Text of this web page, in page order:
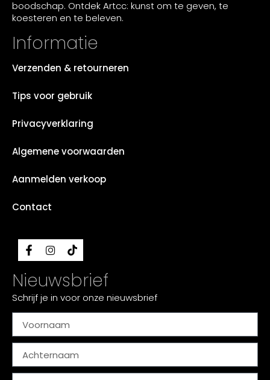
boodschap. Ontdek Artcc: kunst om te geven, te
koesteren en te beleven.
Informatie
Verzenden & retourneren
Tips voor gebruik
Privacyverklaring
Algemene voorwaarden
Aanmelden verkoop
Contact
Nieuwsbrief
Schrijf je in voor onze nieuwsbrief